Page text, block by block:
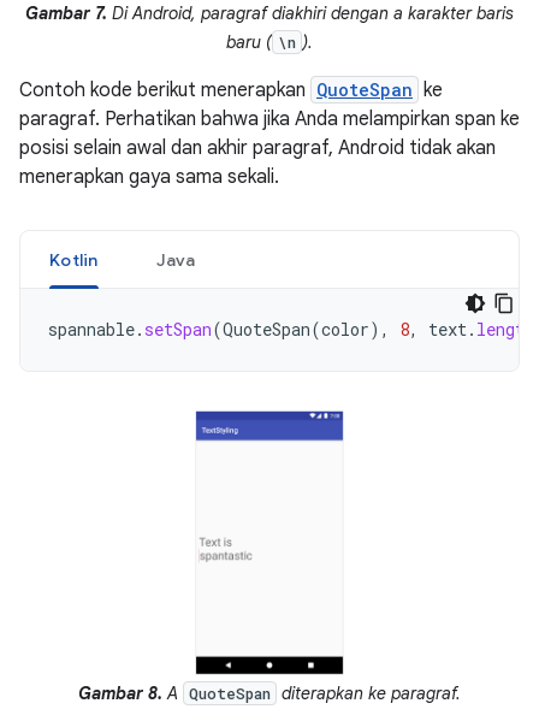
Gambar 7. Di Android, paragraf diakhiri dengan a karakter baris
baru ( \n ).
Contoh kode berikut menerapkan QuoteSpan
ke
paragraf. Perhatikan bahwa jika Anda melampirkan span ke
posisi selain awal dan akhir paragraf, Android tidak akan
menerapkan gaya sama sekali.
Kotlin Java
spannable. setSpan(QuoteSpan(color), 8, text . length
Gambar 8. A QuoteSpan diterapkan ke paragraf.